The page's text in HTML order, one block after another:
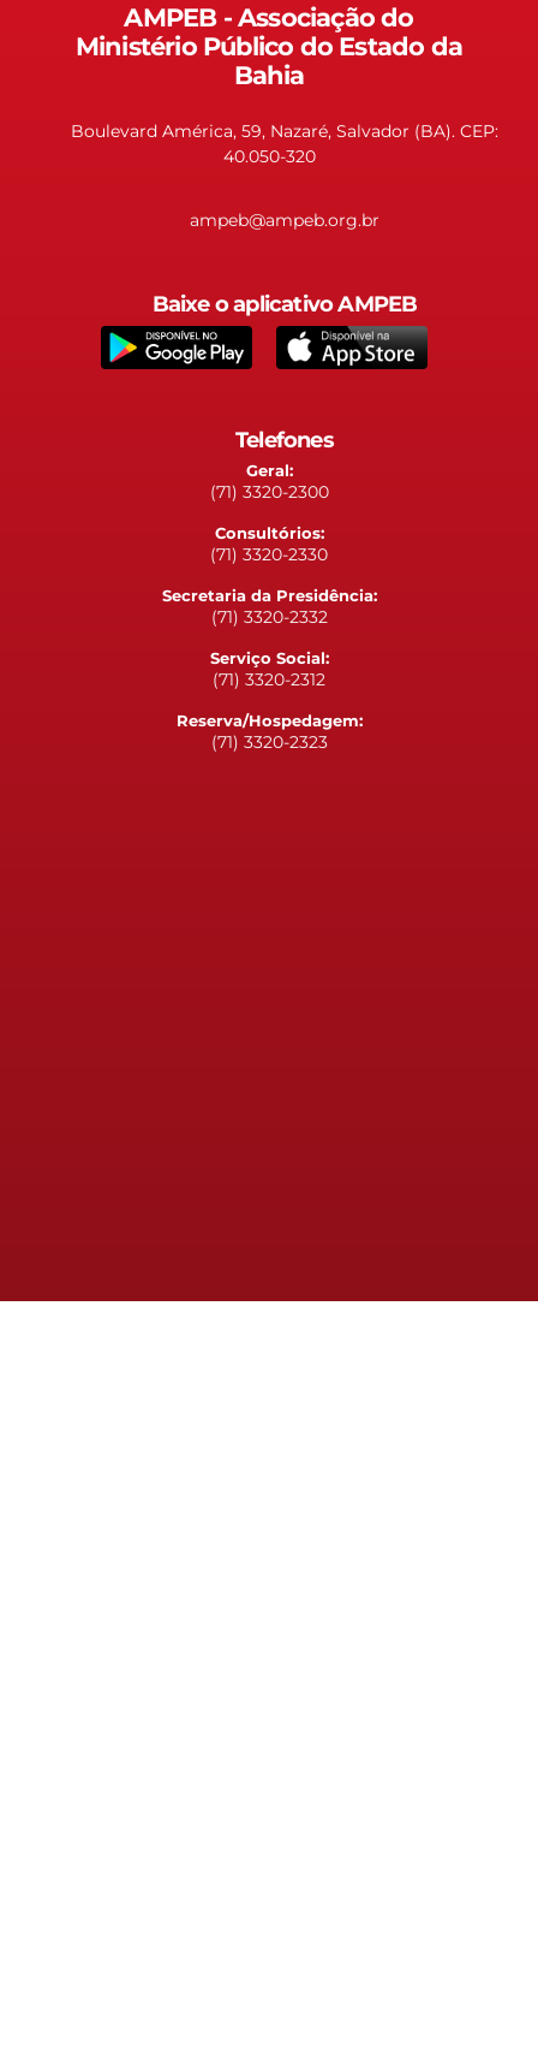
AMPEB - Associação do
Ministério Público do Estado da
Bahia
Boulevard América, 59, Nazaré, Salvador (BA). CEP:
40.050-320
ampeb@ampeb.org.br
Baixe o aplicativo AMPEB
Telefones
Geral:
(71) 3320-2300
Consultórios:
(71) 3320-2330
Secretaria da Presidência:
(71) 3320-2332
Serviço Social:
(71) 3320-2312
Reserva/Hospedagem:
(71) 3320-2323